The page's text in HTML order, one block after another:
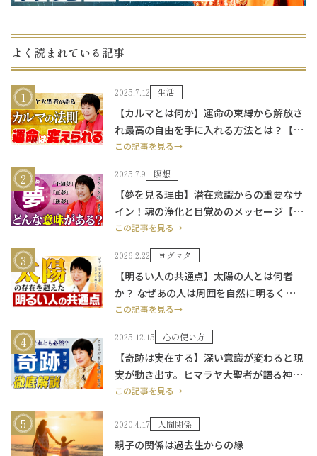
よく読まれている記事
2025.7.12 生活
【カルマとは何か】運命の束縛から解放さ
れ最高の自由を手に入れる方法とは？【魂
を浄化する】
この記事を見る→
2025.7.9 瞑想
【夢を見る理由】潜在意識からの重要なサ
イン！魂の浄化と目覚めのメッセージ【ス
ピリチュアル睡眠術】
この記事を見る→
2026.2.22 ヨグマタ
【明るい人の共通点】太陽の人とは何者
か？ なぜあの人は周囲を自然に明るく照ら
せるのか？ ヒマラヤ大聖者が「太陽意識の
秘密」を解き明かす。
この記事を見る→
2025.12.15 心の使い方
【奇跡は実在する】深い意識が変わると現
実が動き出す。ヒマラヤ大聖者が語る神秘
の力
この記事を見る→
2020.4.17 人間関係
親子の関係は過去生からの縁